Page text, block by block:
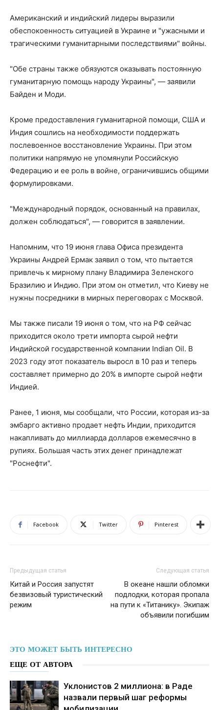
Американский и индийский лидеры выразили
обеспокоенность ситуацией в Украине и "ужасными и
трагическими гуманитарными последствиями" войны.
"Обе страны также обязуются оказывать постоянную
гуманитарную помощь народу Украины", — заявили
Байден и Моди.
Кроме предоставления гуманитарной помощи, США и
Индия сошлись на необходимости поддержать
послевоенное восстановление Украины. При этом
политики напрямую не упомянули Российскую
Федерацию и ее роль в войне, ограничившись общими
формулировками.
"Международный порядок, основанный на правилах,
должен соблюдаться", — говорится в заявлении.
Напомним, что 19 июня глава Офиса президента
Украины Андрей Ермак заявил о том, что пытается
привлечь к мирному плану Владимира Зеленского
Бразилию и Индию. При этом он отметил, что Киеву не
нужны посредники в мирных переговорах с Москвой.
Мы также писали 19 июня о том, что на РФ сейчас
приходится около трети импорта сырой нефти
Индийской государственной компании Indian Oil. В
2023 году этот показатель выросл в 10 раз и теперь
составляет примерно до 20% в импорте сырой нефти
Индией.
Ранее, 1 июня, мы сообщали, что России, которая из-за
эмбарго активно продает нефть Индии, приходится
накапливать до миллиарда долларов ежемесячно в
рупиях. Большая часть этих денег принадлежат
"Роснефти".
Facebook Twitter Pinterest
Предыдущая статья
Китай и Россия запустят
безвизовый туристический
режим
Следующая статья
В океане нашли обломки
подлодки, которая пропала
на пути к «Титанику». Экипаж
объявили погибшим
ЭТО МОЖЕТ БЫТЬ ИНТЕРЕСНО
ЕЩЕ ОТ АВТОРА
Уклонистов 2 миллиона: в Раде
назвали первый шаг реформы